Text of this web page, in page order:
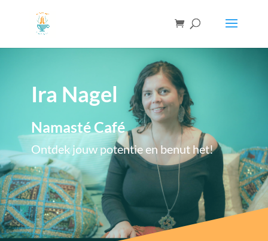
Ira Nagel
Namasté Café
Ontdek jouw potentie en benut het!